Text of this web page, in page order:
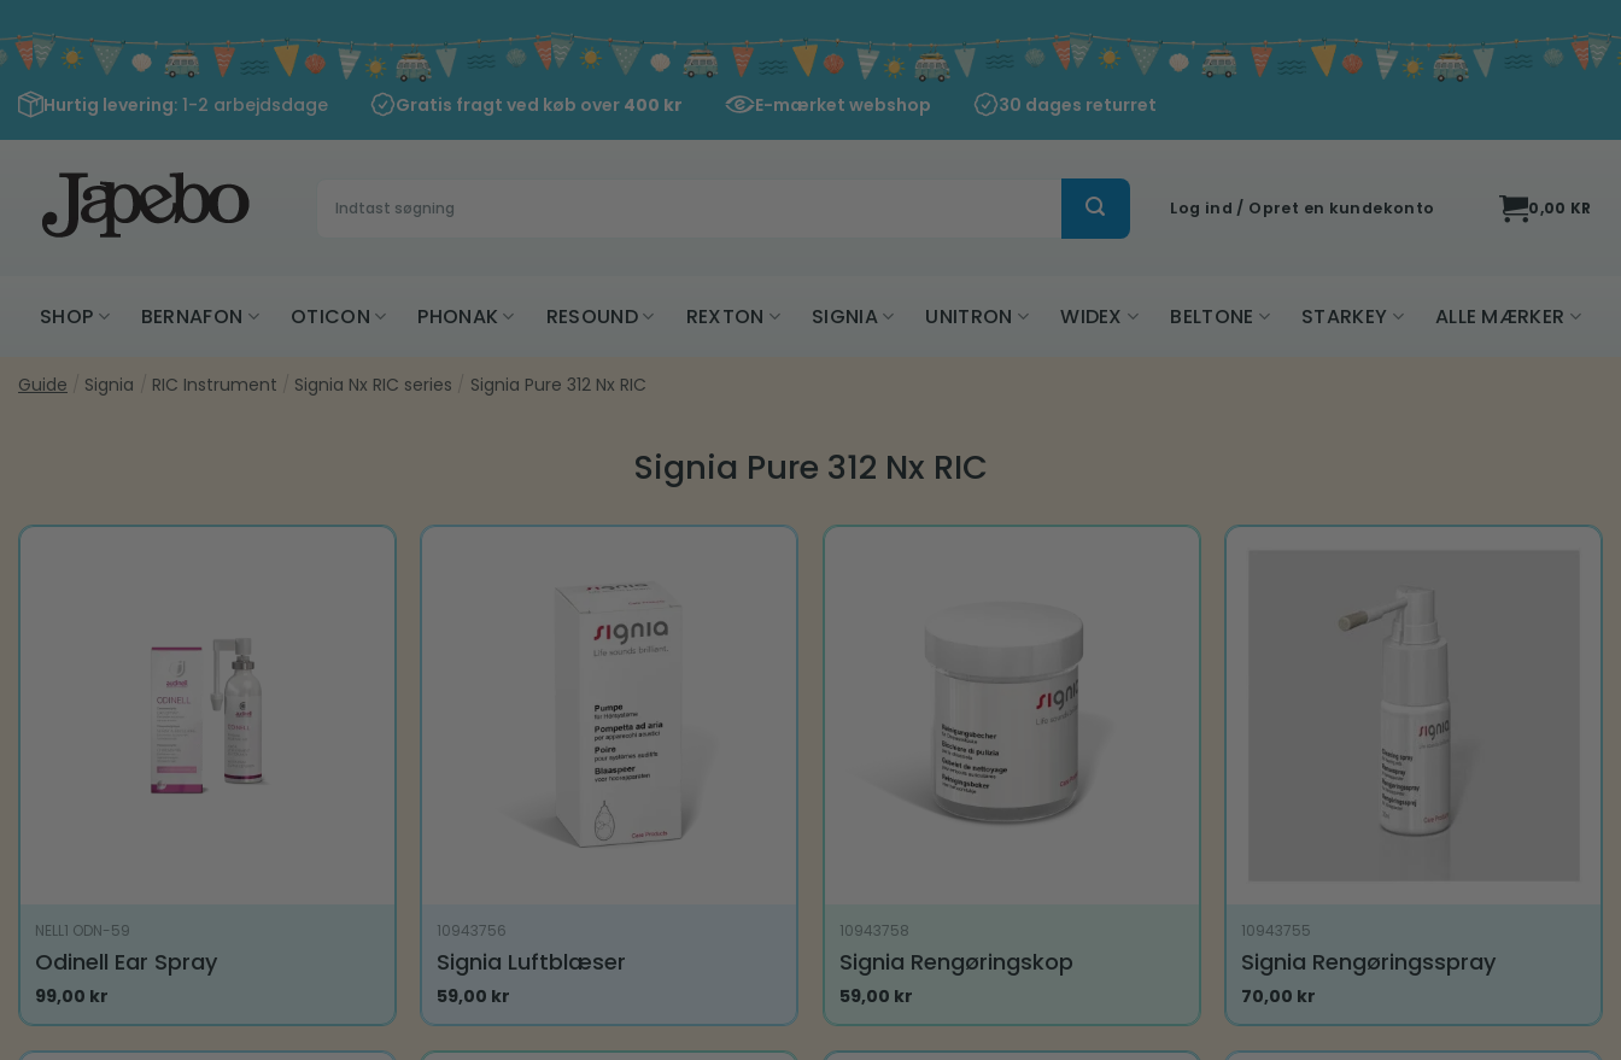
til
indhold
Hurtig levering: 1-2 arbejdsdage Gratis fragt ved køb over 400 kr E-mærket webshop 30 dages returret
efter:
Log ind / Opret en kundekonto 0,00 KR
SHOP BERNAFON OTICON PHONAK RESOUND REXTON SIGNIA UNITRON WIDEX BELTONE STARKEY ALLE MÆRKER
Guide Signia RIC Instrument Signia Nx RIC series Signia Pure 312 Nx RIC
Signia Pure 312 Nx RIC
NELL1 ODN-59
Odinell Ear Spray
99,00 kr
10943756
Signia Luftblæser
59,00 kr
10943758
Signia Rengøringskop
59,00 kr
10943755
Signia Rengøringsspray
70,00 kr